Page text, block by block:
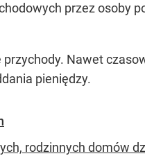
przez osoby
Nawet
pieniędzy.
rodzinnych domów